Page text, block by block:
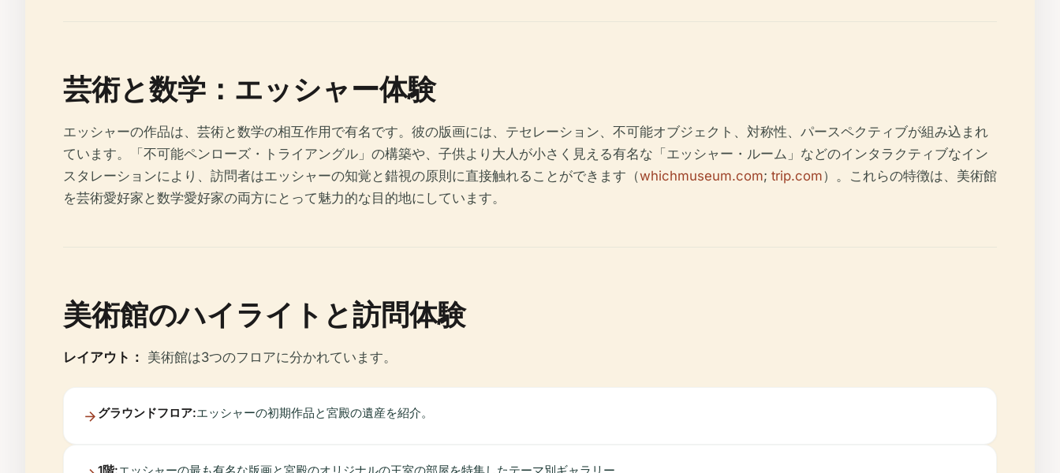
芸術と数学：エッシャー体験
エッシャーの作品は、芸術と数学の相互作用で有名です。彼の版画には、テセレーション、不可能オブジェクト、対称性、パースペクティブが組み込まれ
ています。「不可能ペンローズ・トライアングル」の構築や、子供より大人が小さく見える有名な「エッシャー・ルーム」などのインタラクティブなイン
スタレーションにより、訪問者はエッシャーの知覚と錯視の原則に直接触れることができます（whichmuseum.com; trip.com）。これらの特徴は、美術館
を芸術愛好家と数学愛好家の両方にとって魅力的な目的地にしています。
美術館のハイライトと訪問体験
レイアウト： 美術館は3つのフロアに分かれています。
グラウンドフロア:エッシャーの初期作品と宮殿の遺産を紹介。